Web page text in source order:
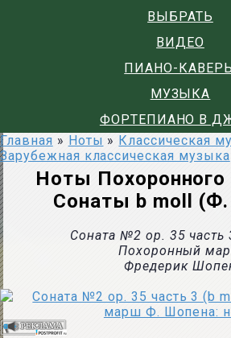
ВЫБРАТЬ
ВИДЕО
ПИАНО-
МУЗЫКА
ФОРТЕПИАНО В
Главная » Ноты » Классическая
Зарубежная классическая музыка
Ноты
Сонаты b moll
Соната №2 op. 35 часть
Похоронный
Фредерик